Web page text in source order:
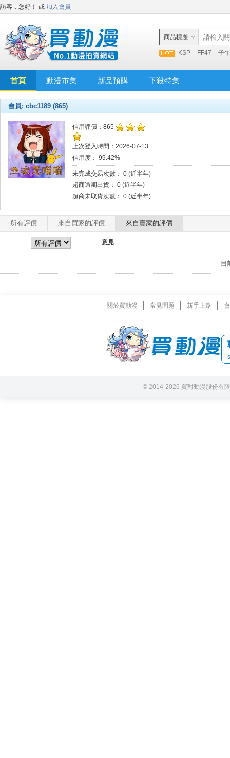
訪客，您好！ 或 加入會員
商品標題
KSP FF47 子
首頁 動漫市集 新品預購 下殺特集
會員: cbc1189 (865)
信用評價：865
上次登入時間：2026-07-13
信用度： 99.42%
未完成交易次數： 0 (近半年)
超商逾期出貨： 0 (近半年)
超商未取貨次數： 0 (近半年)
所有評價 來自買家的評價 來自賣家的評價
意見
目
關於買動漫 常見問題 新手上路
© 2014-2026 買對動漫股份有